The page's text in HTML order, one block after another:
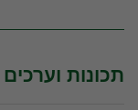
תכונות